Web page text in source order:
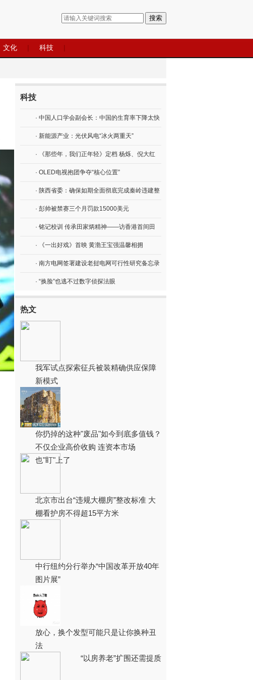
搜索
文化 | 科技 |
科技
· 中国人口学会副会长：中国的生育率下降太快
· 新能源产业：光伏风电“冰火两重天”
· 《那些年，我们正年轻》定档 杨烁、倪大红
· OLED电视抱团争夺“核心位置”
· 陕西省委：确保如期全面彻底完成秦岭违建整
· 彭帅被禁赛三个月罚款15000美元
· 铭记校训 传承田家炳精神——访香港首间田
· 《一出好戏》首映 黄渤王宝强温馨相拥
· 南方电网签署建设老挝电网可行性研究备忘录
· “换脸”也逃不过数字侦探法眼
热文
我军试点探索征兵被装精确供应保障
新模式
你扔掉的这种"废品"如今到底多值钱？
不仅企业高价收购 连资本市场
也"盯"上了
北京市出台“违规大棚房”整改标准 大
棚看护房不得超15平方米
中行纽约分行举办“中国改革开放40年
图片展”
放心，换个发型可能只是让你换种丑
法
“以房养老”扩围还需提质